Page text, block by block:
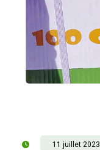
11 juillet 2023